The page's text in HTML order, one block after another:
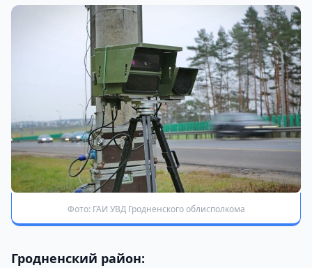
Фото: ГАИ УВД Гродненского облисполкома
Гродненский район: